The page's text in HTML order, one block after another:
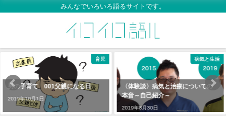
みんなでいろいろ語るサイトです。
育児
男の子育て 001父親になる日
2019年10月1日
病気と生活
〈体験談〉病気と治療についての
本音～自己紹介～
2019年8月30日